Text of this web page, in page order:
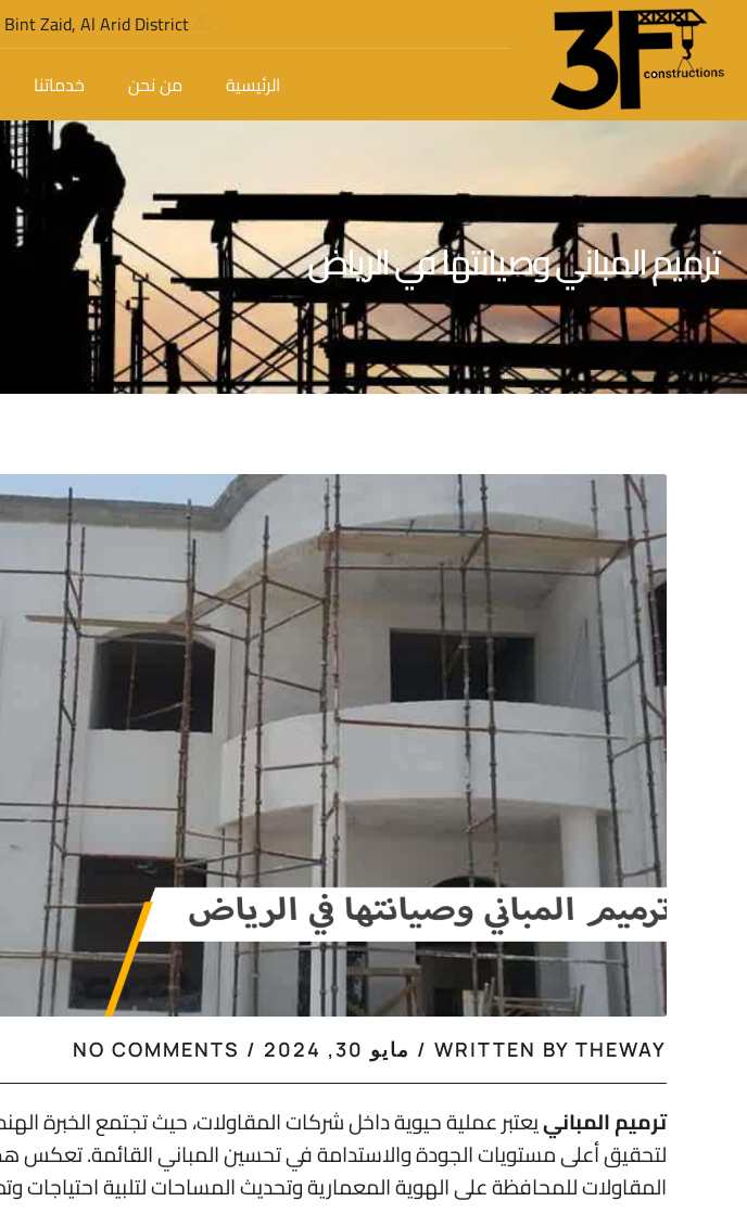
Zaid, Al Arid District
الرئيسية
من نحن خدماتنا
ترميم المباني وصيانتها في الرياض
WRITTEN BY THEWAY
/ مايو 30, 2024 /
ترميم المبانييعتبر عملية حيوية داخل شركات المقاولات، حيث تجتمع الخبرة
لتحقيق أعلى مستويات الجودة والاستدامة في تحسين المباني القائمة. تعكس
المقاولات للمحافظة على الهوية المعمارية وتحديث المساحات لتلبية احتياجات